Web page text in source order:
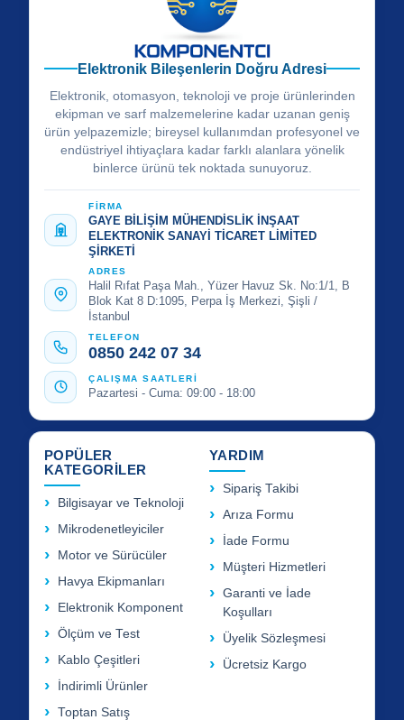
Elektronik Bileşenlerin Doğru Adresi
Elektronik, otomasyon, teknoloji ve proje ürünlerinden
ekipman ve sarf malzemelerine kadar uzanan geniş
ürün yelpazemizle; bireysel kullanımdan profesyonel ve
endüstriyel ihtiyaçlara kadar farklı alanlara yönelik
binlerce ürünü tek noktada sunuyoruz.
FİRMA
GAYE BİLİŞİM MÜHENDİSLİK İNŞAAT
ELEKTRONİK SANAYİ TİCARET LİMİTED
ŞİRKETİ
ADRES
Halil Rıfat Paşa Mah., Yüzer Havuz Sk. No:1/1, B
Blok Kat 8 D:1095, Perpa İş Merkezi, Şişli /
İstanbul
TELEFON
0850 242 07 34
ÇALIŞMA SAATLERİ
Pazartesi - Cuma: 09:00 - 18:00
POPÜLER
KATEGORİLER
Bilgisayar ve Teknoloji
Mikrodenetleyiciler
Motor ve Sürücüler
Havya Ekipmanları
Elektronik Komponent
Ölçüm ve Test
Kablo Çeşitleri
İndirimli Ürünler
Toptan Satış
YARDIM
Sipariş Takibi
Arıza Formu
İade Formu
Müşteri Hizmetleri
Garanti ve İade
Koşulları
Üyelik Sözleşmesi
Ücretsiz Kargo